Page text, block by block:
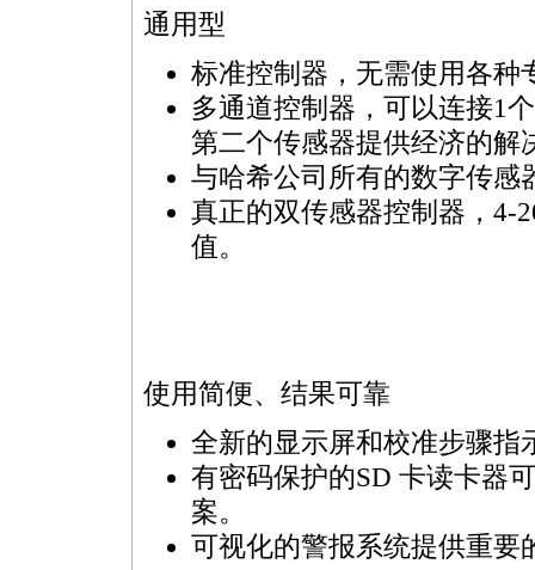
通用型
标准控制器，无需使用各种
多通道控制器，可以连接1
第二个传感器提供经济的解
与哈希公司所有的数字传感
真正的双传感器控制器，4-
值。
使用简便、结果可靠
全新的显示屏和校准步骤指
有密码保护的SD 卡读卡器
案。
可视化的警报系统提供重要